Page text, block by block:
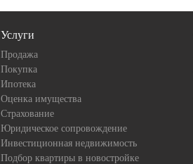
Услуги
Продажа
Покупка
Ипотека
Оценка имущества
Страхование
Юридическое сопровождение
Инвестиционная недвижимость
Подбор квартиры в новостройке